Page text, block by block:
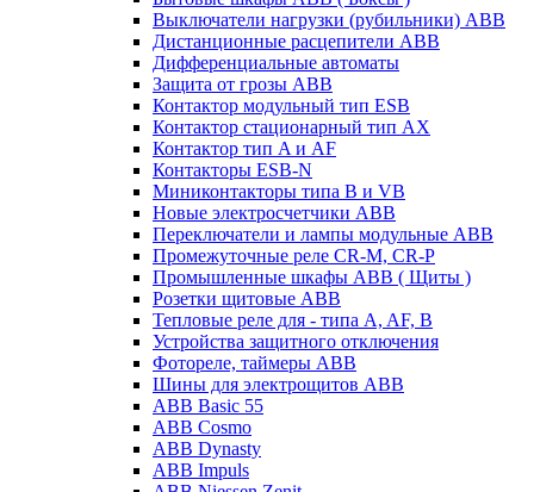
Выключатели нагрузки (рубильники) ABB
Дистанционные расцепители ABB
Дифференциальные автоматы
Защита от грозы ABB
Контактор модульный тип ESB
Контактор стационарный тип AX
Контактор тип A и AF
Контакторы ESB-N
Миниконтакторы типа B и VB
Новые электросчетчики ABB
Переключатели и лампы модульные ABB
Промежуточные реле CR-M, CR-P
Промышленные шкафы ABB ( Щиты )
Розетки щитовые ABB
Тепловые реле для - типа A, AF, B
Устройства защитного отключения
Фотореле, таймеры ABB
Шины для электрощитов АВВ
ABB Basic 55
ABB Cosmo
ABB Dynasty
ABB Impuls